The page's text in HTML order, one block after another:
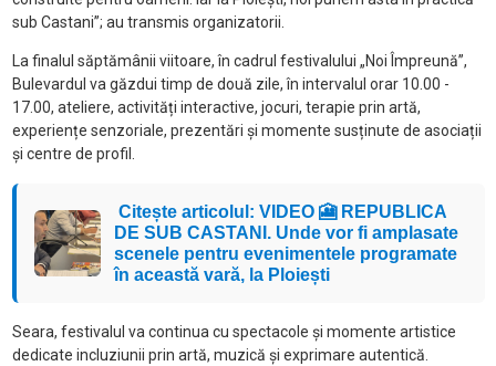
sub Castani”; au transmis organizatorii.
La finalul săptămânii viitoare, în cadrul festivalului „Noi Împreună”,
Bulevardul va găzdui timp de două zile, în intervalul orar 10.00 -
17.00, ateliere, activități interactive, jocuri, terapie prin artă,
experiențe senzoriale, prezentări și momente susținute de asociații
și centre de profil.
Citește articolul: VIDEO 🎦 REPUBLICA
DE SUB CASTANI. Unde vor fi amplasate
scenele pentru evenimentele programate
în această vară, la Ploiești
Seara, festivalul va continua cu spectacole și momente artistice
dedicate incluziunii prin artă, muzică și exprimare autentică.